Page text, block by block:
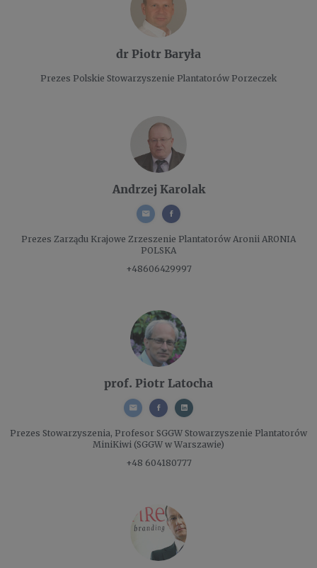
dr Piotr Baryła
Prezes Polskie Stowarzyszenie Plantatorów Porzeczek
Andrzej Karolak
Prezes Zarządu Krajowe Zrzeszenie Plantatorów Aronii ARONIA
POLSKA
+48606429997
prof. Piotr Latocha
Prezes Stowarzyszenia, Profesor SGGW Stowarzyszenie Plantatorów
MiniKiwi (SGGW w Warszawie)
+48 604180777